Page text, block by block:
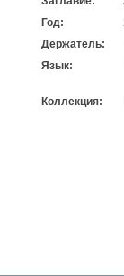
Год:
Держатель:
Язык:
Коллекция: